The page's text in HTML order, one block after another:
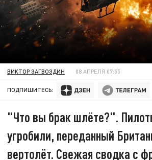
ВИКТОР ЗАГВОЗДИН 08 АПРЕЛЯ 07:55
ПОДПИШИТЕСЬ:
"Что вы брак шлёте?".
угробили, переданный
вертолёт. Свежая сводка с